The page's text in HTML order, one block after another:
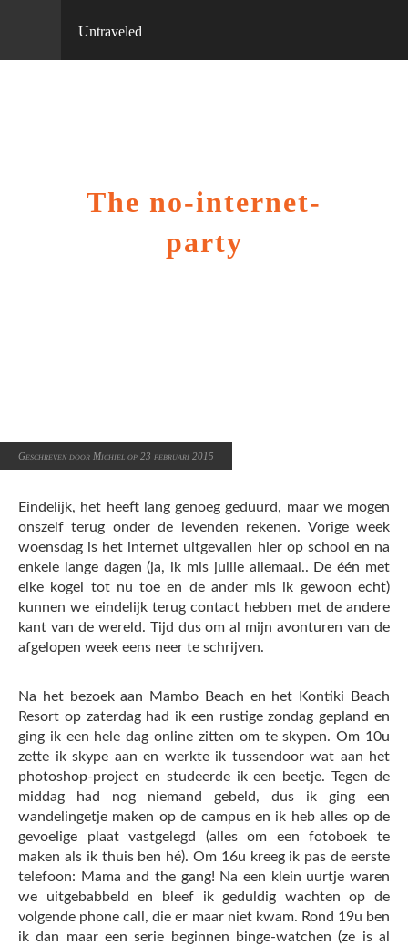
Untraveled
The no-internet-
party
Geschreven door Michiel op 23 februari 2015
Eindelijk, het heeft lang genoeg geduurd, maar we mogen
onszelf terug onder de levenden rekenen. Vorige week
woensdag is het internet uitgevallen hier op school en na
enkele lange dagen (ja, ik mis jullie allemaal.. De één met
elke kogel tot nu toe en de ander mis ik gewoon echt)
kunnen we eindelijk terug contact hebben met de andere
kant van de wereld. Tijd dus om al mijn avonturen van de
afgelopen week eens neer te schrijven.
Na het bezoek aan Mambo Beach en het Kontiki Beach
Resort op zaterdag had ik een rustige zondag gepland en
ging ik een hele dag online zitten om te skypen. Om 10u
zette ik skype aan en werkte ik tussendoor wat aan het
photoshop-project en studeerde ik een beetje. Tegen de
middag had nog niemand gebeld, dus ik ging een
wandelingetje maken op de campus en ik heb alles op de
gevoelige plaat vastgelegd (alles om een fotoboek te
maken als ik thuis ben hé). Om 16u kreeg ik pas de eerste
telefoon: Mama and the gang! Na een klein uurtje waren
we uitgebabbeld en bleef ik geduldig wachten op de
volgende phone call, die er maar niet kwam. Rond 19u ben
ik dan maar een serie beginnen binge-watchen (ze is al